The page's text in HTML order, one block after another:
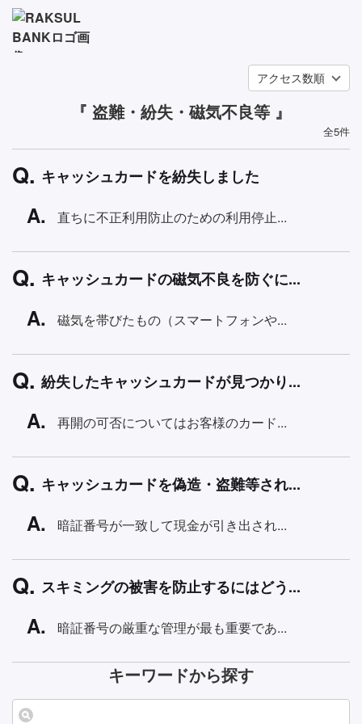
アクセス数順
『 盗難・紛失・磁気不良等 』
全5件
キャッシュカードを紛失しました
直ちに不正利用防止のための利用停止...
キャッシュカードの磁気不良を防ぐに...
磁気を帯びたもの（スマートフォンや...
紛失したキャッシュカードが見つかり...
再開の可否についてはお客様のカード...
キャッシュカードを偽造・盗難等され...
暗証番号が一致して現金が引き出され...
スキミングの被害を防止するにはどう...
暗証番号の厳重な管理が最も重要であ...
キーワードから探す